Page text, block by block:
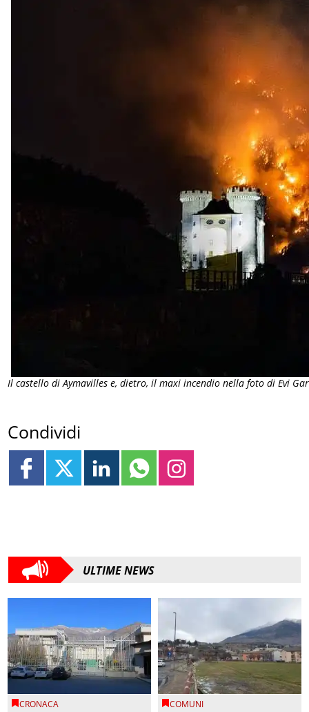
Il castello di Aymavilles e, dietro, il maxi incendio nella foto di Evi
Condividi
ULTIME NEWS
CRONACA COMUNI